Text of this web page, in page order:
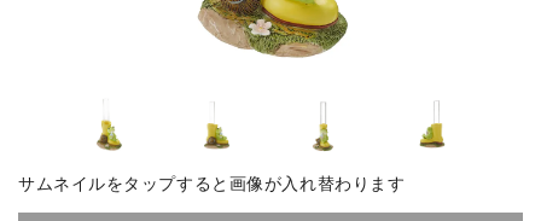
カラー
素材
サムネイルをタップすると画像が入れ替わります